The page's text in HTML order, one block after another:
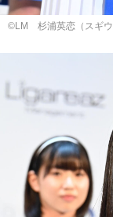
©LM 杉浦英恋（スギウ